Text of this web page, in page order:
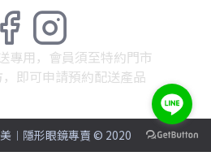
專用，會員須至特約門市
即可申請預約配送產品
︱隱形眼鏡專賣 © 2020